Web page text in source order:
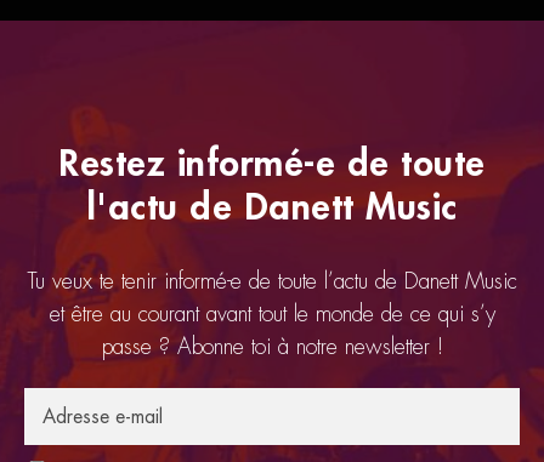
Restez informé-e de toute
l'actu de Danett Music
Tu veux te tenir informé-e de toute l’actu de Danett Music
et être au courant avant tout le monde de ce qui s’y
passe ? Abonne toi à notre newsletter !